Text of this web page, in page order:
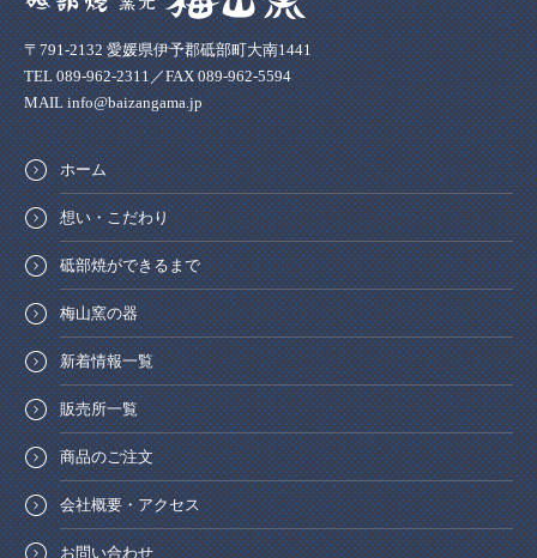
〒791-2132 愛媛県伊予郡砥部町大南1441
TEL 089-962-2311／FAX 089-962-5594
MAIL info@baizangama.jp
ホーム
想い・こだわり
砥部焼ができるまで
梅山窯の器
新着情報一覧
販売所一覧
商品のご注文
会社概要・アクセス
お問い合わせ